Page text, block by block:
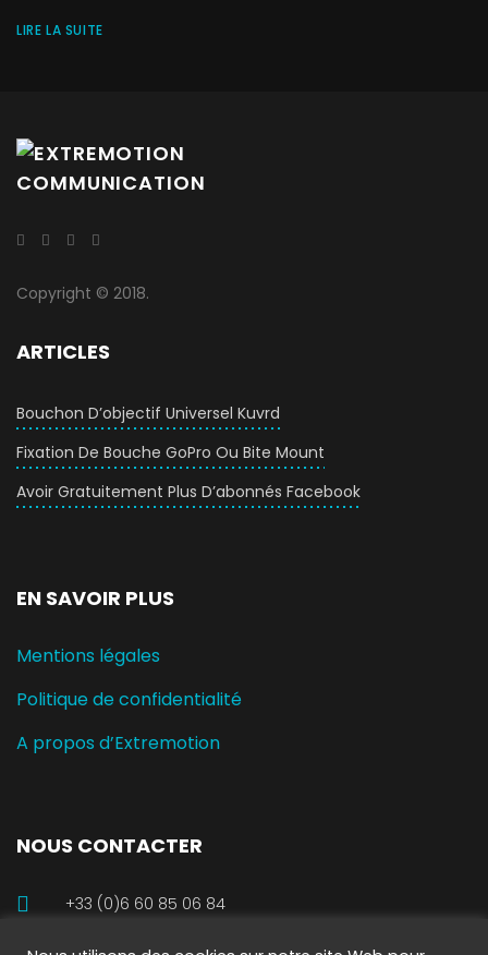
LIRE LA SUITE
Copyright © 2018.
ARTICLES
Bouchon D’objectif Universel Kuvrd
Fixation De Bouche GoPro Ou Bite Mount
Avoir Gratuitement Plus D’abonnés Facebook
EN SAVOIR PLUS
Mentions légales
Politique de confidentialité
A propos d’Extremotion
NOUS CONTACTER
+33 (0)6 60 85 06 84